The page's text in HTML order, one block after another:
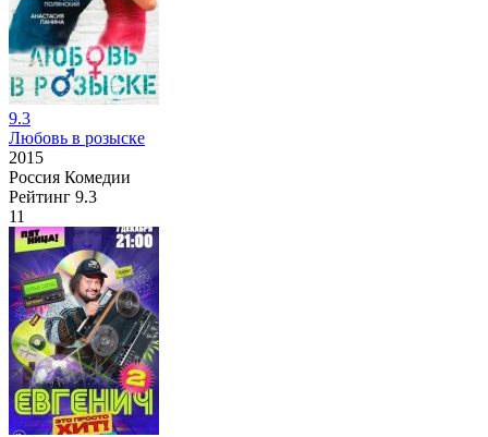
9.3
Любовь в розыске
2015
Россия Комедии
Рейтинг 9.3
11